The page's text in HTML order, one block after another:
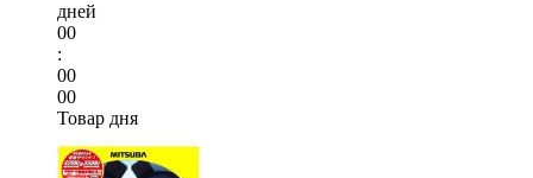
дней
00
:
00
00
Товар дня